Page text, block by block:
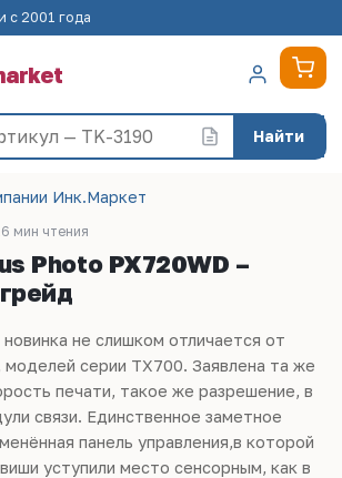
с 2001 года
Найти
Инк.Маркет
мин чтения
Photo PX720WD –
не слишком отличается от
серии TX700. Заявлена та же
печати, такое же разрешение, в
связи. Единственное заметное
панель управления,в которой
уступили место сенсорным, как в